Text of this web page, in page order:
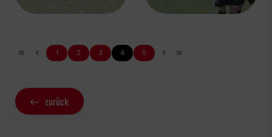
1 2 3 4 5
zurück